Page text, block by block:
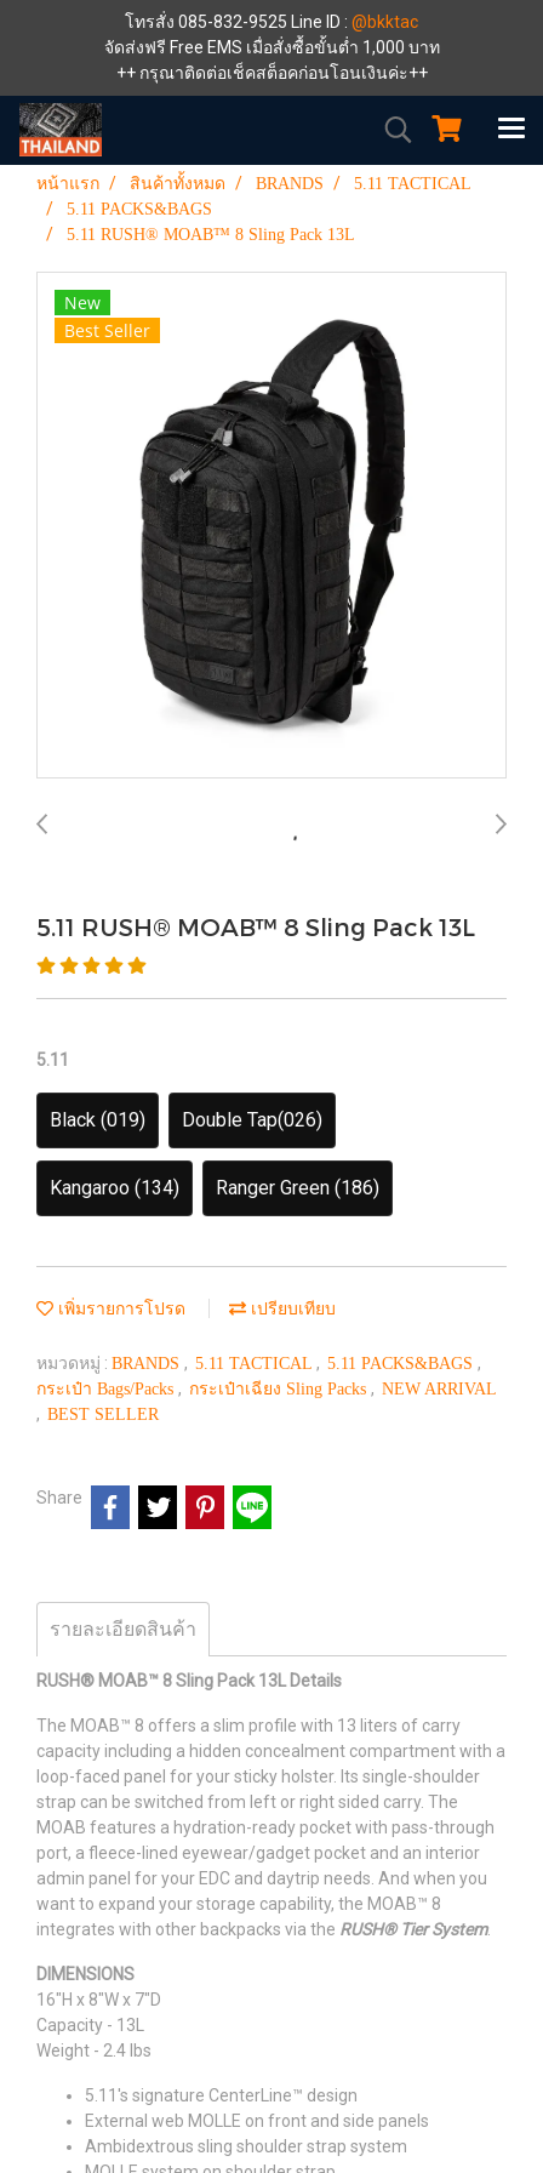
โทรสั่ง 085-832-9525 Line ID : @bkktac
จัดส่งฟรี Free EMS เมื่อสั่งซื้อขั้นต่ำ 1,000 บาท
++ กรุณาติดต่อเช็คสต็อคก่อนโอนเงินค่ะ++
หน้าแรก สินค้าทั้งหมด BRANDS
5.11 TACTICAL
5.11 PACKS&BAGS
5.11 RUSH® MOAB™ 8 Sling Pack 13L
New
Best Seller
5.11 RUSH® MOAB™ 8 Sling Pack 13L
5.11
Black (019) Double Tap(026)
Kangaroo (134) Ranger Green (186)
เพิ่มรายการโปรด เปรียบเทียบ
หมวดหมู่ : BRANDS , 5.11 TACTICAL , 5.11 PACKS&BAGS ,
กระเป๋า Bags/Packs , กระเป๋าเฉียง Sling Packs , NEW ARRIVAL
, BEST SELLER
Share
รายละเอียดสินค้า
RUSH® MOAB™ 8 Sling Pack 13L Details
The MOAB™ 8 offers a slim profile with 13 liters of carry
capacity including a hidden concealment compartment with a
loop-faced panel for your sticky holster. Its single-shoulder
strap can be switched from left or right sided carry. The
MOAB features a hydration-ready pocket with pass-through
port, a fleece-lined eyewear/gadget pocket and an interior
admin panel for your EDC and daytrip needs. And when you
want to expand your storage capability, the MOAB™ 8
integrates with other backpacks via the RUSH® Tier System.
DIMENSIONS
16"H x 8"W x 7"D
Capacity - 13L
Weight - 2.4 lbs
5.11's signature CenterLine™ design
External web MOLLE on front and side panels
Ambidextrous sling shoulder strap system